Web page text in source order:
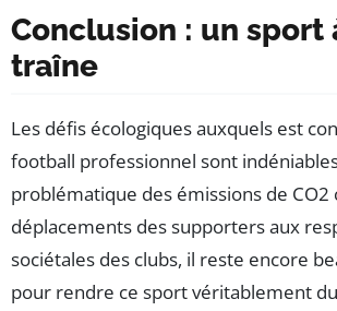
Conclusion : un sport
traîne
Les défis écologiques auxquels est
football professionnel sont
problématique des émissions de CO2
déplacements des supporters aux
sociétales des clubs, il reste encore
pour rendre ce sport véritablement